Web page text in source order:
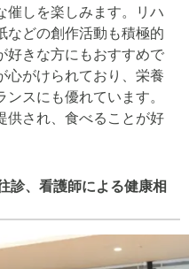
催しを楽しみます。リハ
などの創作活動も積極的
好きな方にもおすすめで
心がけられており、栄養
スにも優れています。
供され、食べることが好
診、看護師による健康相